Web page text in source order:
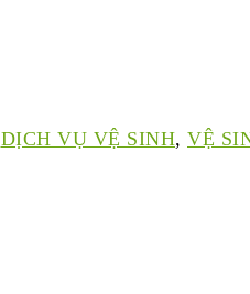
DỊCH VỤ VỆ SINH, VỆ